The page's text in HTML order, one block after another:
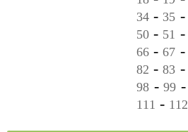
34 - 35 -
50 - 51 -
66 -67 -
82 -83 -
98 -99 -
111 - 112